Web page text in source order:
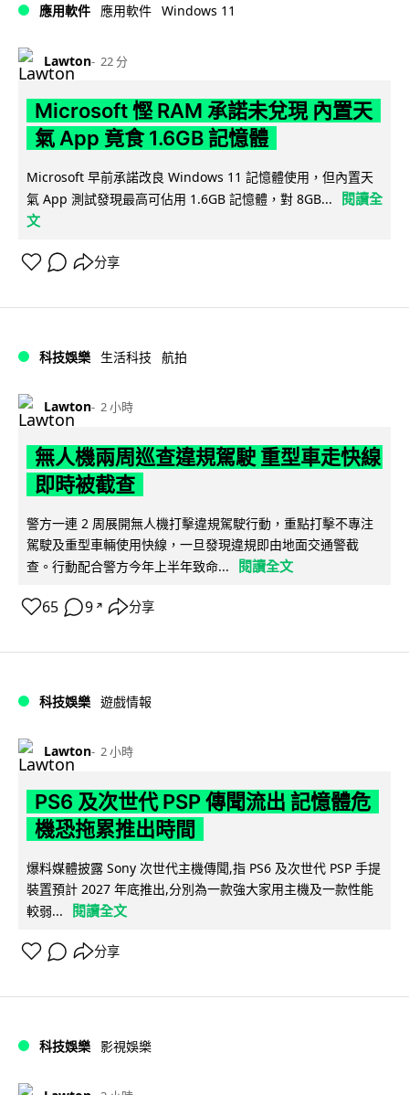
應用軟件 應用軟件 Windows 11
Lawton 22 分
Microsoft 慳 RAM 承諾未兌現 內置天
氣 App 竟食 1.6GB 記憶體
Microsoft 早前承諾改良 Windows 11 記憶體使用，但內置天
氣 App 測試發現最高可佔用 1.6GB 記憶體，對 8GB...
閱讀全
文
分享
科技娛樂 生活科技 航拍
Lawton 2 小時
無人機兩周巡查違規駕駛 重型車走快線
即時被截查
警方一連 2 周展開無人機打擊違規駕駛行動，重點打擊不專注
駕駛及重型車輛使用快線，一旦發現違規即由地面交通警截
查。行動配合警方今年上半年致命...
閱讀全文
65 9 ↗ 分享
科技娛樂 遊戲情報
Lawton 2 小時
PS6 及次世代 PSP 傳聞流出 記憶體危
機恐拖累推出時間
爆料媒體披露 Sony 次世代主機傳聞,指 PS6 及次世代 PSP 手提
裝置預計 2027 年底推出,分別為一款強大家用主機及一款性能
較弱...
閱讀全文
分享
科技娛樂 影視娛樂